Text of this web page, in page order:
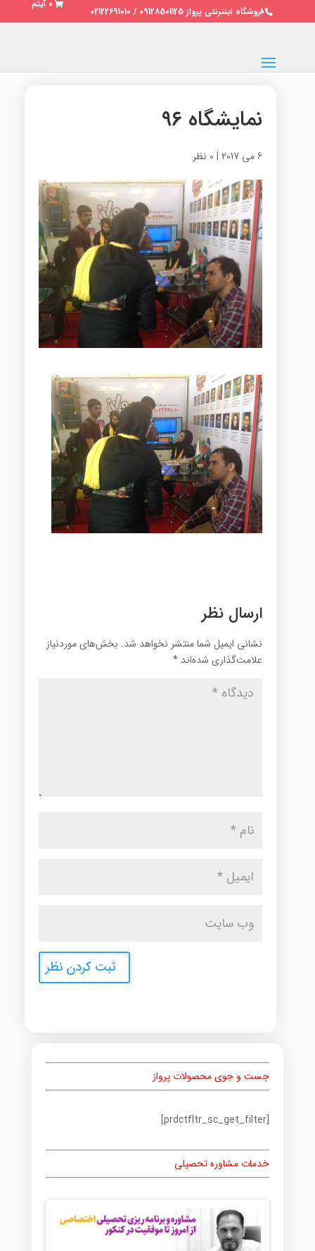
فروشگاه اینترنتی پرواز 09128501125 / 02122691010
0 آیتم
نمایشگاه ۹۶
6 می 2017 | 0 نظر
ارسال نظر
نشانی ایمیل شما منتشر نخواهد شد. بخش‌های موردنیاز
علامت‌گذاری شده‌اند *
جست و جوی محصولات پرواز
[prdctfltr_sc_get_filter]
خدمات مشاوره تحصیلی